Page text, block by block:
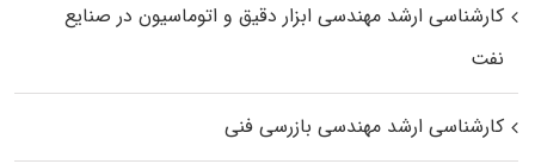
کارشناسی ارشد مهندسی ابزار دقیق و اتوماسیون در صنایع
نفت
کارشناسی ارشد مهندسی بازرسی فنی